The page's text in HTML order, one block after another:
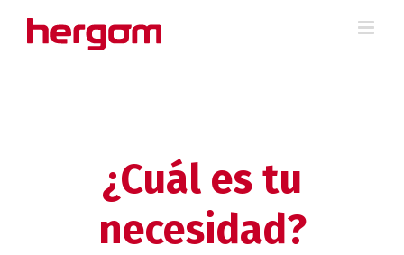
¿Cuál es tu
necesidad?